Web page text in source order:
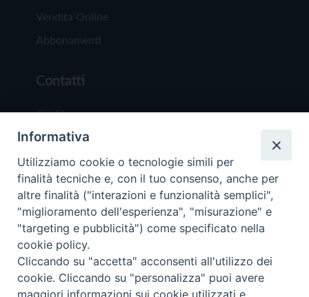
Vendita Online
Abbonamenti
Contatti
Chi Siamo
Redazione
Scrivici
Copyright © 2019 - Tutti i diritti riservati - Vita
Trentina Editrice
Informativa
Utilizziamo cookie o tecnologie simili per
finalità tecniche e, con il tuo consenso, anche per
altre finalità ("interazioni e funzionalità semplici",
"miglioramento dell'esperienza", "misurazione" e
"targeting e pubblicità") come specificato nella
cookie policy.
Cliccando su "accetta" acconsenti all'utilizzo dei
cookie. Cliccando su "personalizza" puoi avere